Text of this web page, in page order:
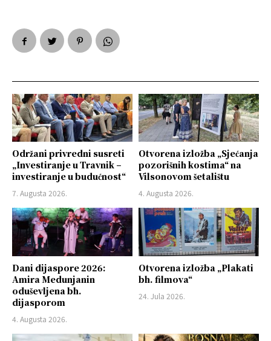
Održani privredni susreti
„Investiranje u Travnik –
investiranje u budućnost“
7. Augusta 2026.
Otvorena izložba „Sjećanja
pozorišnih kostima“ na
Vilsonovom šetalištu
4. Augusta 2026.
Dani dijaspore 2026:
Amira Medunjanin
oduševljena bh.
dijasporom
4. Augusta 2026.
Otvorena izložba „Plakati
bh. filmova“
24. Jula 2026.